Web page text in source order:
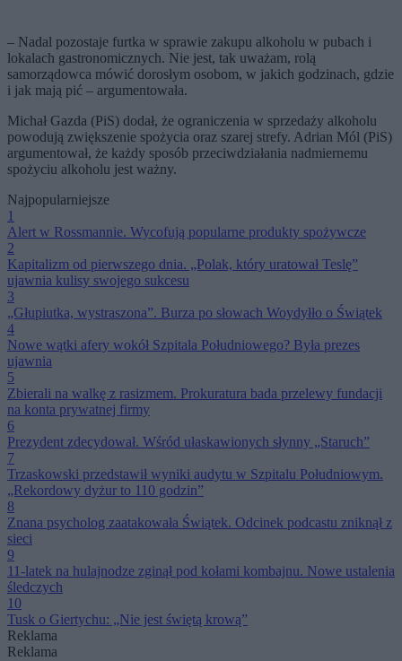
– Nadal pozostaje furtka w sprawie zakupu alkoholu w pubach i
lokalach gastronomicznych. Nie jest, tak uważam, rolą
samorządowca mówić dorosłym osobom, w jakich godzinach, gdzie
i jak mają pić – argumentowała.
Michał Gazda (PiS) dodał, że ograniczenia w sprzedaży alkoholu
powodują zwiększenie spożycia oraz szarej strefy. Adrian Mól (PiS)
argumentował, że każdy sposób przeciwdziałania nadmiernemu
spożyciu alkoholu jest ważny.
Najpopularniejsze
1
Alert w Rossmannie. Wycofują popularne produkty spożywcze
2
Kapitalizm od pierwszego dnia. „Polak, który uratował Teslę”
ujawnia kulisy swojego sukcesu
3
„Głupiutka, wystraszona”. Burza po słowach Woydyłło o Świątek
4
Nowe wątki afery wokół Szpitala Południowego? Była prezes
ujawnia
5
Zbierali na walkę z rasizmem. Prokuratura bada przelewy fundacji
na konta prywatnej firmy
6
Prezydent zdecydował. Wśród ułaskawionych słynny „Staruch”
7
Trzaskowski przedstawił wyniki audytu w Szpitalu Południowym.
„Rekordowy dyżur to 110 godzin”
8
Znana psycholog zaatakowała Świątek. Odcinek podcastu zniknął z
sieci
9
11-latek na hulajnodze zginął pod kołami kombajnu. Nowe ustalenia
śledczych
10
Tusk o Giertychu: „Nie jest świętą krową”
Reklama
Reklama